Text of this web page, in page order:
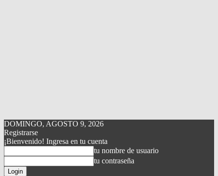
DOMINGO, AGOSTO 9, 2026
Registrarse
¡Bienvenido! Ingresa en tu cuenta
tu nombre de usuario
tu contraseña